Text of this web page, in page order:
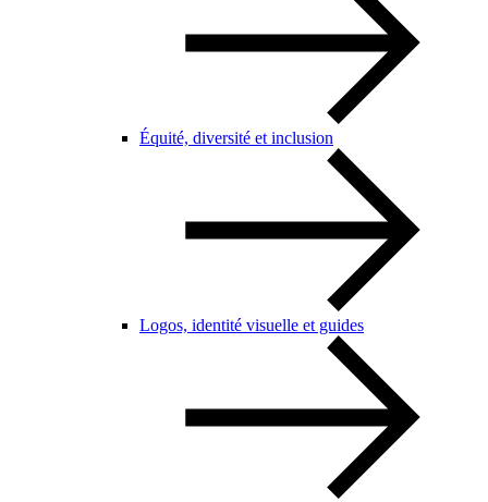
Équité, diversité et inclusion
Logos, identité visuelle et guides